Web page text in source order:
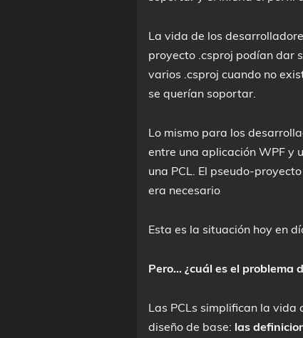
La vida de los
proyecto .csproj podían dar
varios .csproj cuando no
se querían soportar.
Lo mismo para los
entre una aplicación WPF y
una PCL. El pseudo-
era necesario
Esta es la situación hoy en
Pero… ¿cuál es el problema
Las PCLs simplifican la vida
diseño de base: las